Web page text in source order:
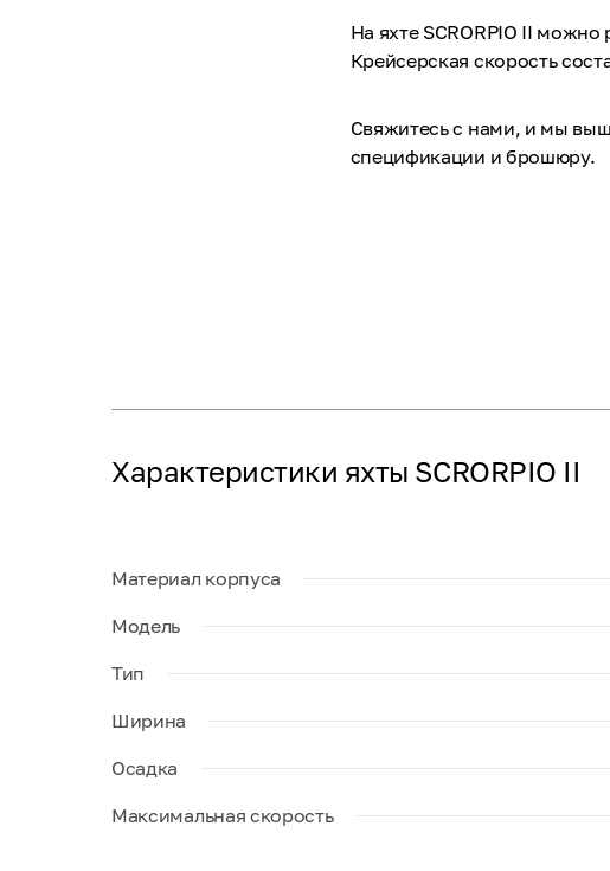
На яхте SCRORPIO II
Крейсерская скорость
Свяжитесь с нами, и мы
спецификации и брошюру.
Характеристики яхты SCRORPIO II
Материал корпуса
Модель
Тип
Ширина
Осадка
Максимальная скорость